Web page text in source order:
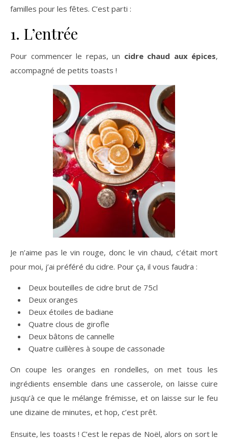
familles pour les fêtes. C’est parti :
1. L’entrée
Pour commencer le repas, un cidre chaud aux épices,
accompagné de petits toasts !
Je n’aime pas le vin rouge, donc le vin chaud, c’était mort
pour moi, j’ai préféré du cidre. Pour ça, il vous faudra :
Deux bouteilles de cidre brut de 75cl
Deux oranges
Deux étoiles de badiane
Quatre clous de girofle
Deux bâtons de cannelle
Quatre cuillères à soupe de cassonade
On coupe les oranges en rondelles, on met tous les
ingrédients ensemble dans une casserole, on laisse cuire
jusqu’à ce que le mélange frémisse, et on laisse sur le feu
une dizaine de minutes, et hop, c’est prêt.
Ensuite, les toasts ! C’est le repas de Noël, alors on sort le